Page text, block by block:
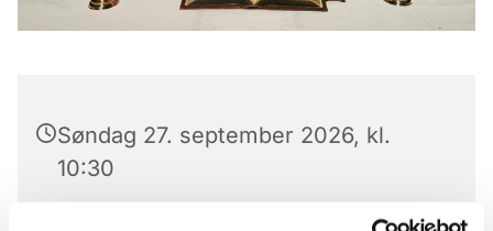
Søndag 27. september 2026, kl.
10:30